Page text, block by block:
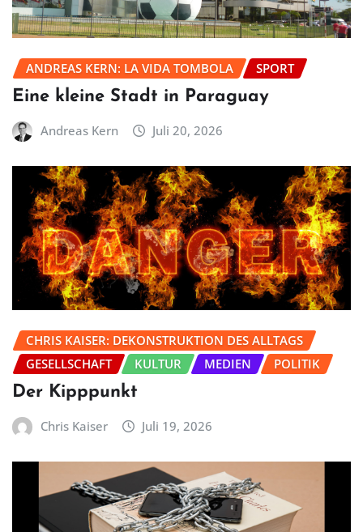
ANDREAS KERN: LA VIDA TOMBOLA SPORT
Eine kleine Stadt in Paraguay
Andreas Kern Juli 20, 2026
CHRIS KAISER: DEKONSTRUKTION DES ALLTAGS
GESELLSCHAFT
KULTUR MEDIEN POLITIK
Der Kipppunkt
Chris Kaiser Juli 19, 2026